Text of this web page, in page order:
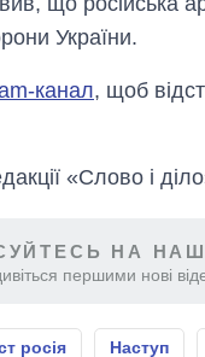
України.
канал, щоб
«Слово і
НА НАШ
першими нові
росія Наступ